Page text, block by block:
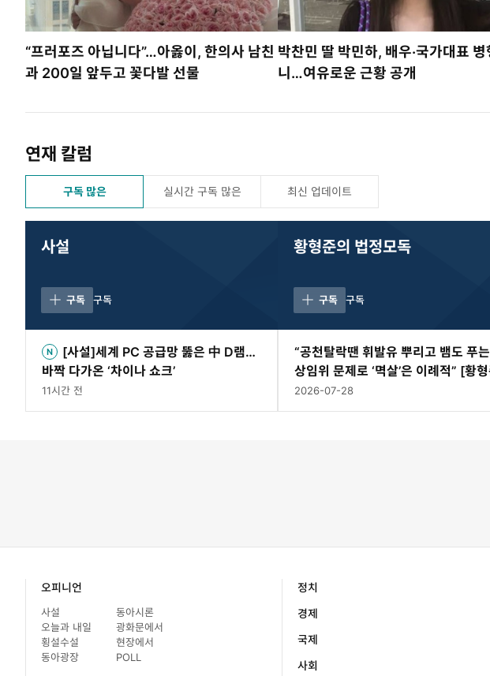
“프러포즈 아닙니다”…아옳이, 한의사 남친
과 200일 앞두고 꽃다발 선물
박찬민 딸 박민하, 배우·국가대표 병
니…여유로운 근황 공개
연재 칼럼
구독 많은 실시간 구독 많은 최신 업데이트
사설
구독 구독
[사설]세계 PC 공급망 뚫은 中 D램…
바짝 다가온 ‘차이나 쇼크’
11시간 전
황형준의 법정모독
구독 구독
“공천탈락땐 휘발유 뿌리고 뱀도 푸
상임위 문제로 ‘멱살’은 이례적” [황
법정모독]
2026-07-28
오피니언
사설
오늘과 내일
횡설수설
동아광장
동아시론
광화문에서
현장에서
POLL
정치
경제
국제
사회